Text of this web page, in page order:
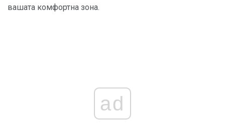
вашата комфортна зона.
ad